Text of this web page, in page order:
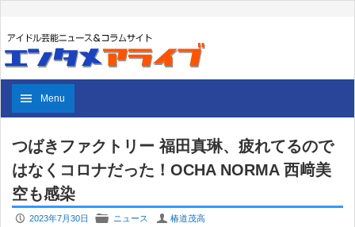
Menu
つばきファクトリー 福田真琳、疲れてるので
はなくコロナだった！OCHA NORMA 西﨑美
空も感染
P 2023年7月30日 F ニュース U 椿道茂高